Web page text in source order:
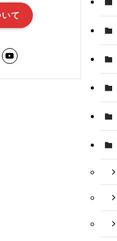
て